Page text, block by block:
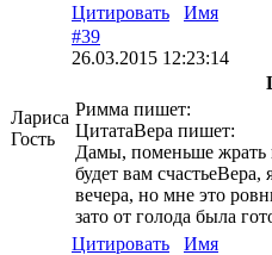
Цитировать
Имя
Лариса
Гость
#39
26.03.2015 12:23:14
Римма пишет:
ЦитатаВера пишет:
Дамы, поменьше жрать
будет вам счастьеВера,
вечера, но мне это
зато от голода была
Цитировать
Имя